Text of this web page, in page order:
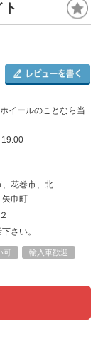
イールのことなら当
花巻市、北
矢巾町
さい。
可
輸入車歓迎